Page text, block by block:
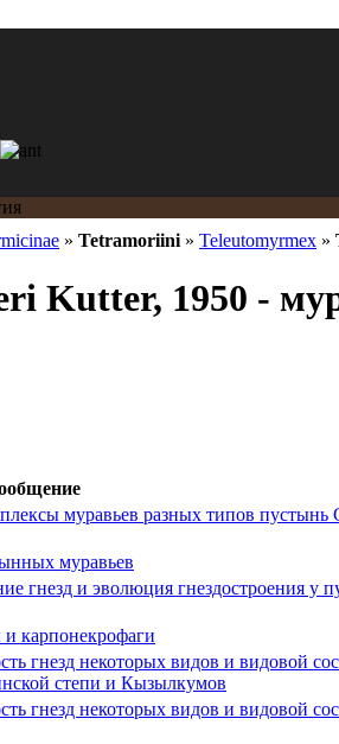
» Tetramoriini » Teleutomyrmex »
Kutter, 1950 -
муравьев разных типов пустынь
муравьев
гнезд и эволюция гнездостроения у
карпонекрофаги
гнезд некоторых видов и видовой
степи и Кызылкумов
гнезд некоторых видов и видовой